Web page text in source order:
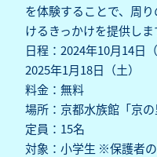
を体験することで、周
けるきっかけを提供しま
日程：2024年10月14日
2025年1月18日（土）
料金：無料
場所：京都水族館「京
定員：15名
対象：小学生 ※保護者の